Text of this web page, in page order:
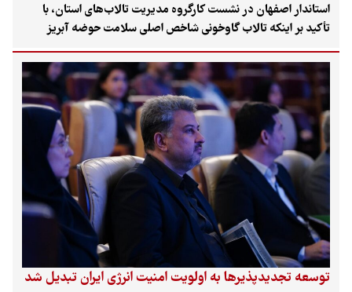
استاندار اصفهان در نشست کارگروه مدیریت تالاب‌های استان، با
تأکید بر اینکه تالاب گاوخونی شاخص اصلی سلامت حوضه آبریز
زاینده‌رود است، خواستار تفکیک و تخصیص مستقل حق‌آبه
زیست‌محیطی این تالاب بین‌المللی در جداول منابع و مصارف وزارت
نیرو شد.
توسعه تجدیدپذیرها به اولویت امنیت انرژی ایران تبدیل شد